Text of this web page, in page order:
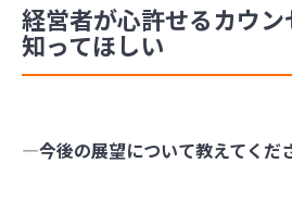
経営者が心許せるカウ
知ってほしい
―今後の展望について教えてくだ